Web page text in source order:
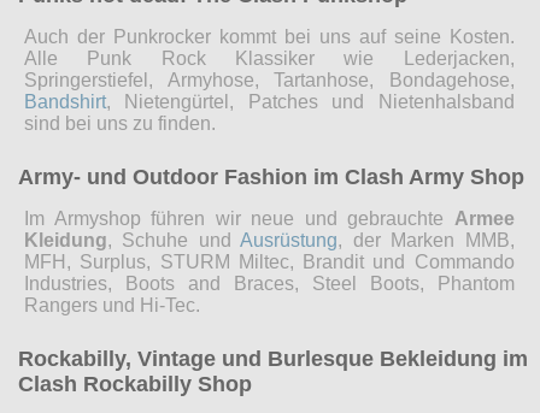
Auch der Punkrocker kommt bei uns auf seine Kosten.
Alle Punk Rock Klassiker wie Lederjacken,
Springerstiefel, Armyhose, Tartanhose, Bondagehose,
Bandshirt, Nietengürtel, Patches und Nietenhalsband
sind bei uns zu finden.
Army- und Outdoor Fashion im Clash Army Shop
Im Armyshop führen wir neue und gebrauchte Armee
Kleidung, Schuhe undAusrüstung, der Marken MMB,
MFH, Surplus, STURM Miltec, Brandit und Commando
Industries, Boots and Braces, Steel Boots, Phantom
Rangers und Hi-Tec.
Rockabilly, Vintage und Burlesque Bekleidung im
Clash Rockabilly Shop